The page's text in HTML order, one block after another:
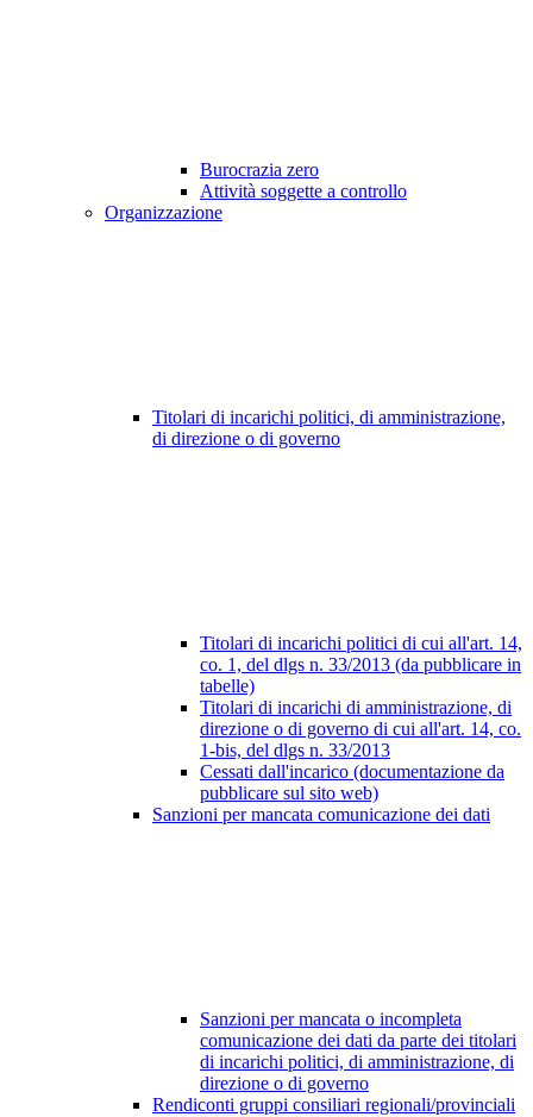
Burocrazia zero
Attività soggette a controllo
Organizzazione
Titolari di incarichi politici, di amministrazione,
di direzione o di governo
Titolari di incarichi politici di cui all'art. 14,
co. 1, del dlgs n. 33/2013 (da pubblicare in
tabelle)
Titolari di incarichi di amministrazione, di
direzione o di governo di cui all'art. 14, co.
1-bis, del dlgs n. 33/2013
Cessati dall'incarico (documentazione da
pubblicare sul sito web)
Sanzioni per mancata comunicazione dei dati
Sanzioni per mancata o incompleta
comunicazione dei dati da parte dei titolari
di incarichi politici, di amministrazione, di
direzione o di governo
Rendiconti gruppi consiliari regionali/provinciali